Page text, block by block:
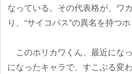
なっている。その代表格が、ワ
り、“サイコパス”の異名を持つホ
このホリカワくん、最近にな
になったキャラで、すこぶる変